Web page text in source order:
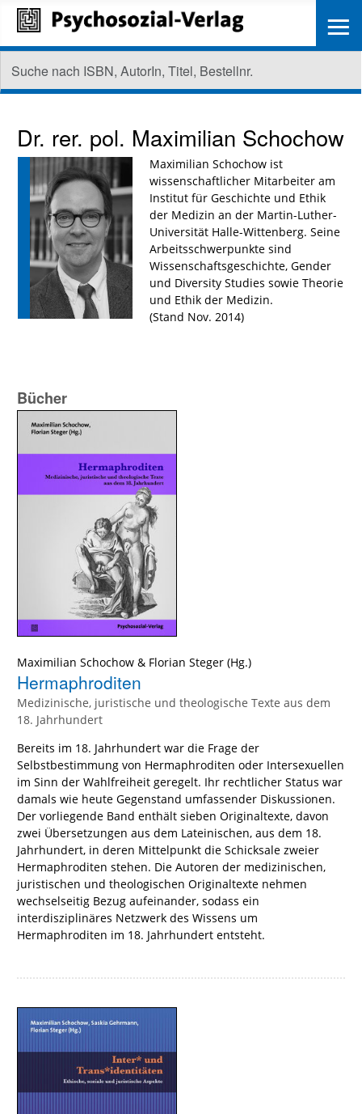
Dr. rer. pol. Maximilian Schochow
Maximilian Schochow ist
wissenschaftlicher Mitarbeiter am
Institut für Geschichte und Ethik
der Medizin an der Martin-Luther-
Universität Halle-Wittenberg. Seine
Arbeitsschwerpunkte sind
Wissenschaftsgeschichte, Gender
und Diversity Studies sowie Theorie
und Ethik der Medizin.
(Stand Nov. 2014)
Bücher
Maximilian Schochow & Florian Steger (Hg.)
Hermaphroditen
Medizinische, juristische und theologische Texte aus dem
18. Jahrhundert
Bereits im 18. Jahrhundert war die Frage der
Selbstbestimmung von Hermaphroditen oder Intersexuellen
im Sinn der Wahlfreiheit geregelt. Ihr rechtlicher Status war
damals wie heute Gegenstand umfassender Diskussionen.
Der vorliegende Band enthält sieben Originaltexte, davon
zwei Übersetzungen aus dem Lateinischen, aus dem 18.
Jahrhundert, in deren Mittelpunkt die Schicksale zweier
Hermaphroditen stehen. Die Autoren der medizinischen,
juristischen und theologischen Originaltexte nehmen
wechselseitig Bezug aufeinander, sodass ein
interdisziplinäres Netzwerk des Wissens um
Hermaphroditen im 18. Jahrhundert entsteht.
≡